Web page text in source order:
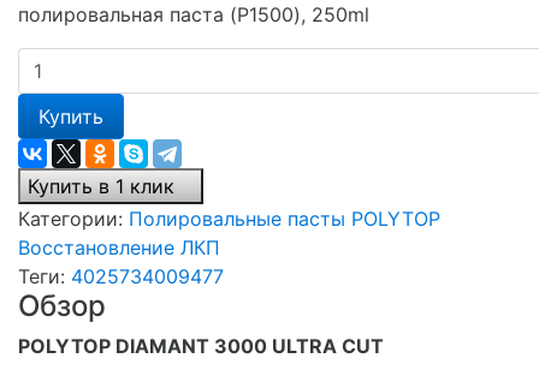
полировальная паста (P1500), 250ml
Купить
Купить в 1 клик
Категории: Полировальные пасты POLYTOP
Восстановление ЛКП
Теги: 4025734009477
Обзор
POLYTOP DIAMANT 3000 ULTRA CUT